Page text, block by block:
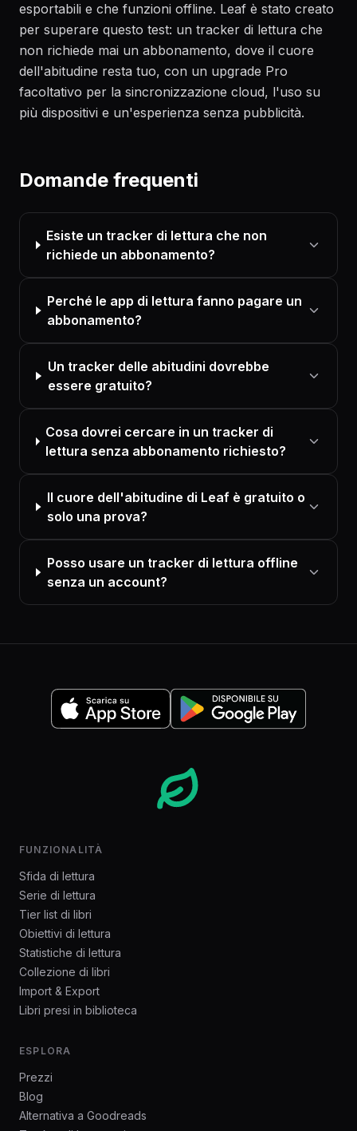
esportabili e che funzioni offline. Leaf è stato creato
per superare questo test: un tracker di lettura che
non richiede mai un abbonamento, dove il cuore
dell'abitudine resta tuo, con un upgrade Pro
facoltativo per la sincronizzazione cloud, l'uso su
più dispositivi e un'esperienza senza pubblicità.
Domande frequenti
Esiste un tracker di lettura che non
richiede un abbonamento?
Perché le app di lettura fanno pagare un
abbonamento?
Un tracker delle abitudini dovrebbe
essere gratuito?
Cosa dovrei cercare in un tracker di
lettura senza abbonamento richiesto?
Il cuore dell'abitudine di Leaf è gratuito o
solo una prova?
Posso usare un tracker di lettura offline
senza un account?
FUNZIONALITÀ
Sfida di lettura
Serie di lettura
Tier list di libri
Obiettivi di lettura
Statistiche di lettura
Collezione di libri
Import & Export
Libri presi in biblioteca
ESPLORA
Prezzi
Blog
Alternativa a Goodreads